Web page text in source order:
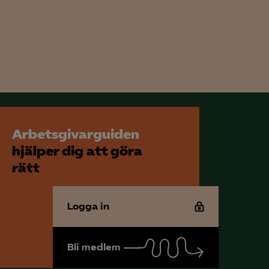
Arbetsgivarguiden
hjälper dig att göra
rätt
Logga in
Bli medlem